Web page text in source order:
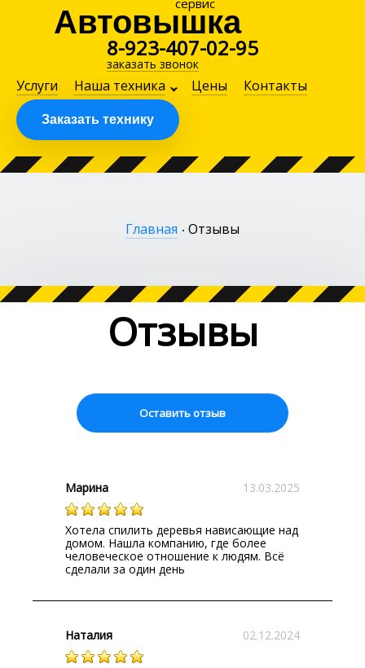
сервис
Автовышка
8-923-407-02-95
заказать звонок
Услуги Наша техника Цены Контакты
Заказать технику
Главная Отзывы
Отзывы
Оставить отзыв
13.03.2025
Марина
Хотела спилить деревья нависающие над
домом. Нашла компанию, где более
человеческое отношение к людям. Всё
сделали за один день
02.12.2024
Наталия